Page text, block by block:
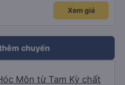
Xem giá
chuyến
Môn từ Tam Kỳ chất